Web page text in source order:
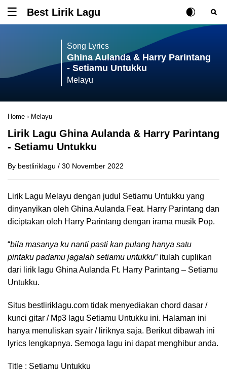
Tombol untuk membuka atau menutup menu
Best Lirik Lagu Rubah Posisi
Tombol
Song Lyrics
Ghina Aulanda & Harry Parintang
- Setiamu Untukku
Melayu
Home › Melayu
Lirik Lagu Ghina Aulanda & Harry Parintang
- Setiamu Untukku
By bestliriklagu / 30 November 2022
Lirik Lagu Melayu dengan judul Setiamu Untukku yang
dinyanyikan oleh Ghina Aulanda Feat. Harry Parintang dan
diciptakan oleh Harry Parintang dengan irama musik Pop.
“bila masanya ku nanti pasti kan pulang hanya satu
pintaku padamu jagalah setiamu untukku” itulah cuplikan
dari lirik lagu Ghina Aulanda Ft. Harry Parintang – Setiamu
Untukku.
Situs bestliriklagu.com tidak menyediakan chord dasar /
kunci gitar / Mp3 lagu Setiamu Untukku ini. Halaman ini
hanya menuliskan syair / liriknya saja. Berikut dibawah ini
lyrics lengkapnya. Semoga lagu ini dapat menghibur anda.
Title : Setiamu Untukku